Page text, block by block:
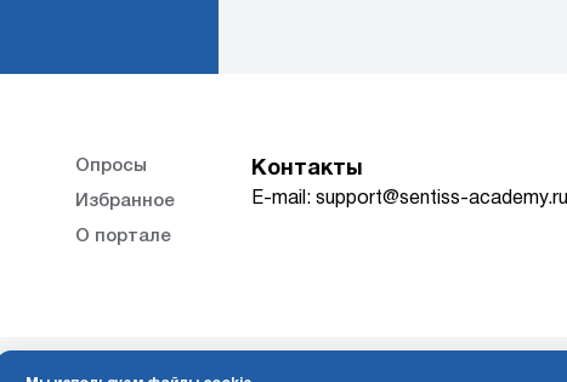
Опросы
Избранное
О портале
Контакты
E-mail: support@sentiss-academy.ru